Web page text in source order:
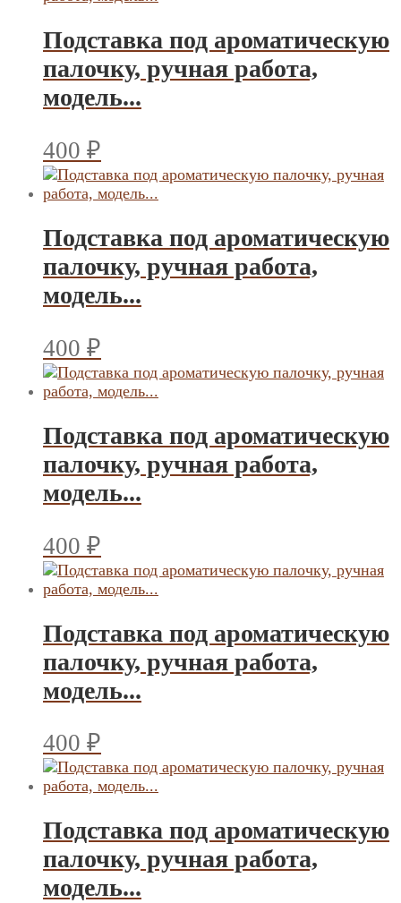
Подставка под ароматическую
палочку, ручная работа,
модель...
400 ₽
Подставка под ароматическую
палочку, ручная работа,
модель...
400 ₽
Подставка под ароматическую
палочку, ручная работа,
модель...
400 ₽
Подставка под ароматическую
палочку, ручная работа,
модель...
400 ₽
Подставка под ароматическую
палочку, ручная работа,
модель...